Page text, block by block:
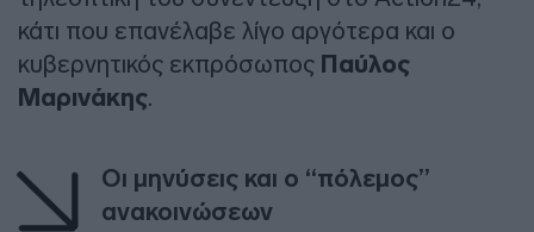
κάτι που επανέλαβε λίγο αργότερα και ο
κυβερνητικός εκπρόσωπος Παύλος
Μαρινάκης.
Οι μηνύσεις και ο “πόλεμος”
ανακοινώσεων